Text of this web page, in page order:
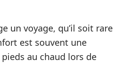
un voyage, qu’il soit rare
est souvent une
au chaud lors de